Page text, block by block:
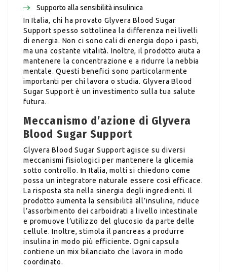
Supporto alla sensibilità insulinica
In Italia, chi ha provato Glyvera Blood Sugar
Support spesso sottolinea la differenza nei livelli
di energia. Non ci sono cali di energia dopo i pasti,
ma una costante vitalità. Inoltre, il prodotto aiuta a
mantenere la concentrazione e a ridurre la nebbia
mentale. Questi benefici sono particolarmente
importanti per chi lavora o studia. Glyvera Blood
Sugar Support è un investimento sulla tua salute
futura.
Meccanismo d’azione di Glyvera
Blood Sugar Support
Glyvera Blood Sugar Support agisce su diversi
meccanismi fisiologici per mantenere la glicemia
sotto controllo. In Italia, molti si chiedono come
possa un integratore naturale essere così efficace.
La risposta sta nella sinergia degli ingredienti. Il
prodotto aumenta la sensibilità all’insulina, riduce
l’assorbimento dei carboidrati a livello intestinale
e promuove l’utilizzo del glucosio da parte delle
cellule. Inoltre, stimola il pancreas a produrre
insulina in modo più efficiente. Ogni capsula
contiene un mix bilanciato che lavora in modo
coordinato.